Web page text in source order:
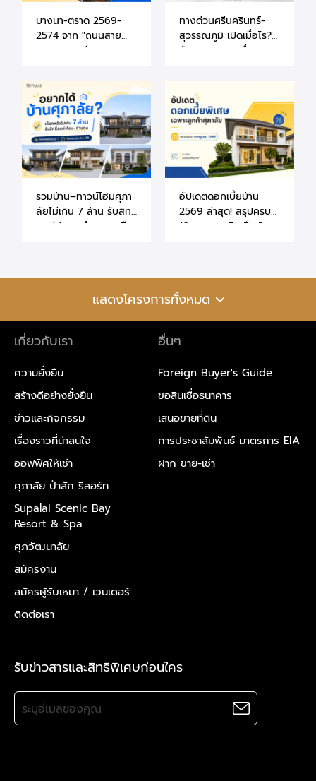
บางนา-ตราด 2569-
2574 จาก "ถนนสาย
เศรษฐกิจ" สู่ New CBD
ออก
ทางด่วนศรีนครินทร์-
สุวรรณภูมิ เปิดเมื่อไร?
อัปเดต 2569 เชื่อม
รวมบ้าน–ทาวน์โฮมศุภา
ลัยไม่เกิน 7 ล้าน รับสิทธิ์
ลดค่าโอน–จำนองเหลือ
อัปเดตดอกเบี้ยบ้าน
2569 ล่าสุด! สรุปครบ
10 ธนาคาร สินเชื่อบ้าน
แสดงโครงการทั้งหมด
เกี่ยวกับเรา
ความยั่งยืน
สร้างดีอย่างยั่งยืน
ข่าวและกิจกรรม
เรื่องราวที่น่าสนใจ
ออฟฟิศให้เช่า
ศุภาลัย ป่าสัก รีสอร์ท
Supalai Scenic Bay
Resort & Spa
ศุภวัฒนาลัย
สมัครงาน
สมัครผู้รับเหมา / เวนเดอร์
ติดต่อเรา
อื่นๆ
Foreign Buyer's Guide
ขอสินเชื่อธนาคาร
เสนอขายที่ดิน
การประชาสัมพันธ์ มาตรการ EIA
ฝาก ขาย-เช่า
รับข่าวสารและสิทธิพิเศษก่อนใคร